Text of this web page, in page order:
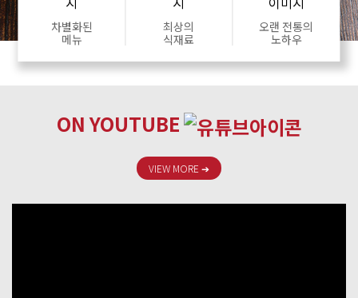
차별화된
메뉴
최상의
식재료
오랜 전통의
노하우
ON YOUTUBE
VIEW MORE ➔